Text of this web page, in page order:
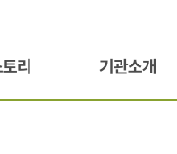
리 기관소개